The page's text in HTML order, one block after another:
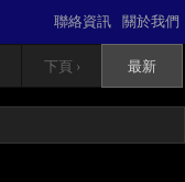
關於我們
聯絡資訊
下頁 › 最新